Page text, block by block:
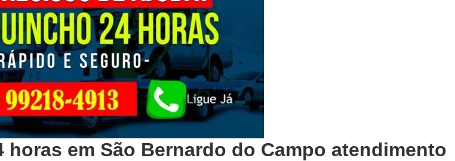
em São Bernardo do Campo atendimento